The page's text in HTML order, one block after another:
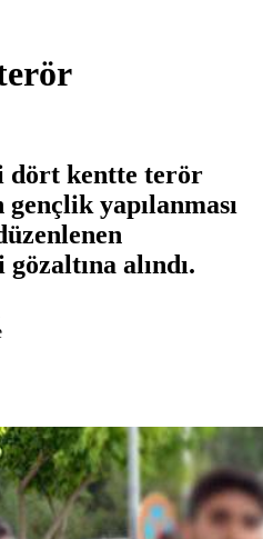
dört kentte terör
yapılanması
alındı.